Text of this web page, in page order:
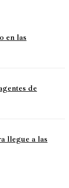
en las
de
llegue a las